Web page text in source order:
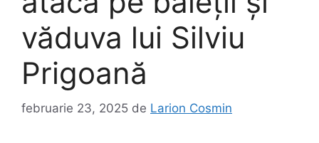
văduva lui Silviu
Prigoană
februarie 23, 2025 de Larion Cosmin